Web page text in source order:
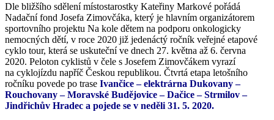
Dle bližšího sdělení místostarostky Kateřiny Markové pořádá
Nadační fond Josefa Zimovčáka, který je hlavním organizátorem
sportovního projektu Na kole dětem na podporu onkologicky
nemocných dětí, v roce 2020 již jedenáctý ročník veřejné etapové
cyklo tour, která se uskuteční ve dnech 27. května až 6. června
2020. Peloton cyklistů v čele s Josefem Zimovčákem vyrazí
na cyklojízdu napříč Českou republikou. Čtvrtá etapa letošního
ročníku povede po trase Ivančice – elektrárna Dukovany –
Rouchovany – Moravské Budějovice – Dačice – Strmilov –
Jindřichův Hradec a pojede se v neděli 31. 5. 2020.